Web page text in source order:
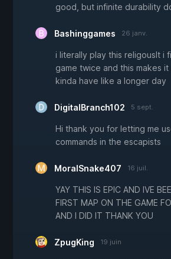
good, but infinite durability
Bashinggames 26 janv.
i literally play this religouslt i
game twice and this makes
kinda have like a longer day
DigitalBranch102 5 sept.
Hi thank you for letting me
commands in the escapists
MoralSnake407 16 juil.
YAY THIS IS EPIC AND IVE
FIRST MAP ON THE GAME
AND I DID IT THANK YOU
ZpugKing 19 juin